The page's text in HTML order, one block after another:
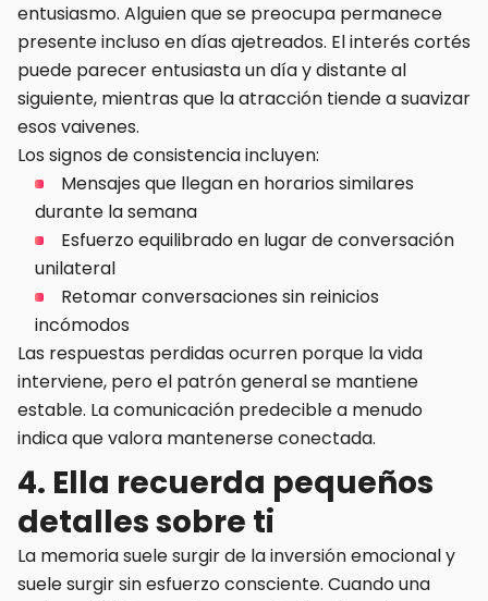
entusiasmo. Alguien que se preocupa permanece
presente incluso en días ajetreados. El interés cortés
puede parecer entusiasta un día y distante al
siguiente, mientras que la atracción tiende a suavizar
esos vaivenes.
Los signos de consistencia incluyen:
Mensajes que llegan en horarios similares
durante la semana
Esfuerzo equilibrado en lugar de conversación
unilateral
Retomar conversaciones sin reinicios
incómodos
Las respuestas perdidas ocurren porque la vida
interviene, pero el patrón general se mantiene
estable. La comunicación predecible a menudo
indica que valora mantenerse conectada.
4. Ella recuerda pequeños
detalles sobre ti
La memoria suele surgir de la inversión emocional y
suele surgir sin esfuerzo consciente. Cuando una